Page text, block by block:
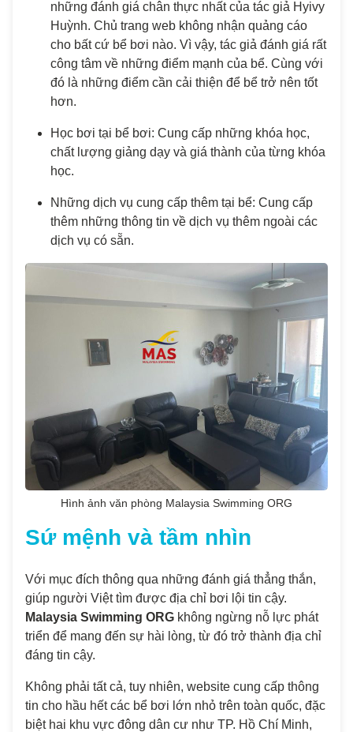
những đánh giá chân thực nhất của tác giả Hyivy
Huỳnh. Chủ trang web không nhận quảng cáo
cho bất cứ bể bơi nào. Vì vậy, tác giả đánh giá rất
công tâm về những điểm mạnh của bể. Cùng với
đó là những điểm cần cải thiện để bể trở nên tốt
hơn.
Học bơi tại bể bơi: Cung cấp những khóa học,
chất lượng giảng dạy và giá thành của từng khóa
học.
Những dịch vụ cung cấp thêm tại bể: Cung cấp
thêm những thông tin về dịch vụ thêm ngoài các
dịch vụ có sẵn.
Hình ảnh văn phòng Malaysia Swimming ORG
Sứ mệnh và tầm nhìn
Với mục đích thông qua những đánh giá thẳng thắn,
giúp người Việt tìm được địa chỉ bơi lội tin cậy.
Malaysia Swimming ORG không ngừng nỗ lực phát
triển để mang đến sự hài lòng, từ đó trở thành địa chỉ
đáng tin cậy.
Không phải tất cả, tuy nhiên, website cung cấp thông
tin cho hầu hết các bể bơi lớn nhỏ trên toàn quốc, đặc
biệt hai khu vực đông dân cư như TP. Hồ Chí Minh,